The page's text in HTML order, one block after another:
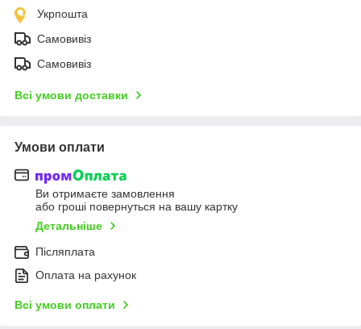
Укрпошта
Самовивіз
Самовивіз
Всі умови доставки
Умови оплати
Ви отримаєте замовлення
або гроші повернуться на вашу картку
Детальніше
Післяплата
Оплата на рахунок
Всі умови оплати